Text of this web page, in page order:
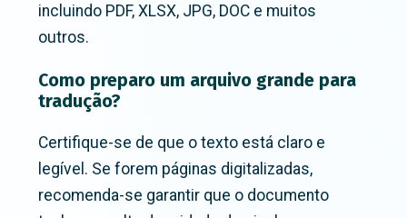
incluindo PDF, XLSX, JPG, DOC e muitos
outros.
Como preparo um arquivo grande para
tradução?
Certifique-se de que o texto está claro e
legível. Se forem páginas digitalizadas,
recomenda-se garantir que o documento